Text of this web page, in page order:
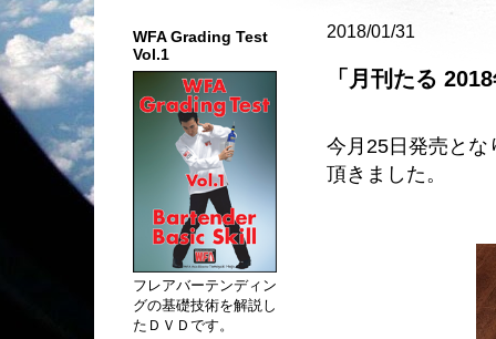
2018/01/31
「月刊たる
今月25日発売とな
頂きました。
WFA Grading Test
Vol.1
フレアバーテンディン
グの基礎技術を解説し
たＤＶＤです。